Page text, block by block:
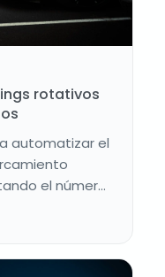
rotativos
automatizar el
el númer...